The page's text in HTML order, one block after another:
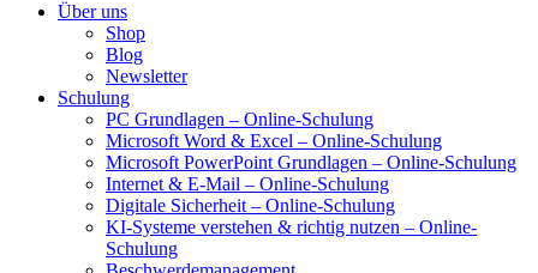
Über uns
Shop
Blog
Newsletter
Schulung
PC Grundlagen – Online-Schulung
Microsoft Word & Excel – Online-Schulung
Microsoft PowerPoint Grundlagen – Online-Schulung
Internet & E-Mail – Online-Schulung
Digitale Sicherheit – Online-Schulung
KI-Systeme verstehen & richtig nutzen – Online-
Schulung